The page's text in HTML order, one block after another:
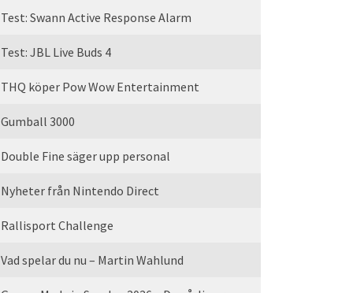
Test: Swann Active Response Alarm
Test: JBL Live Buds 4
THQ köper Pow Wow Entertainment
Gumball 3000
Double Fine säger upp personal
Nyheter från Nintendo Direct
Rallisport Challenge
Vad spelar du nu – Martin Wahlund